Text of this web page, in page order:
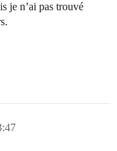
je n’ai pas trouvé